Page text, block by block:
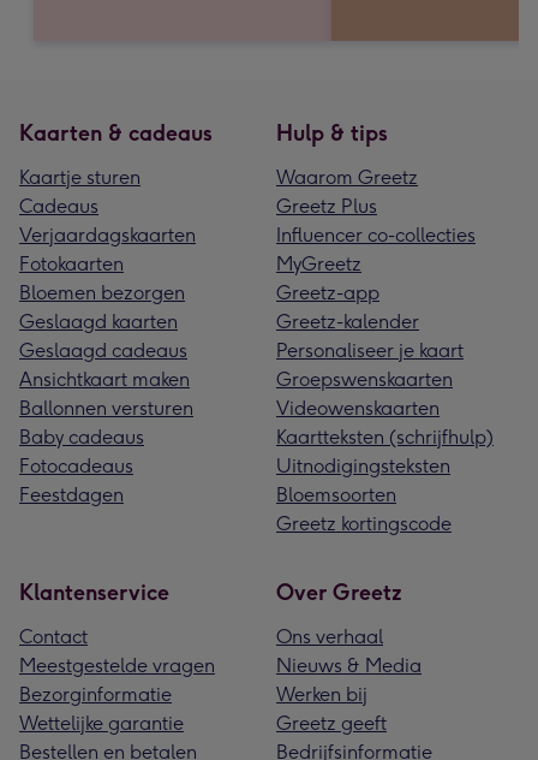
Kaarten & cadeaus
Kaartje sturen
Cadeaus
Verjaardagskaarten
Fotokaarten
Bloemen bezorgen
Geslaagd kaarten
Geslaagd cadeaus
Ansichtkaart maken
Ballonnen versturen
Baby cadeaus
Fotocadeaus
Feestdagen
Hulp & tips
Waarom Greetz
Greetz Plus
Influencer co-collecties
MyGreetz
Greetz-app
Greetz-kalender
Personaliseer je kaart
Groepswenskaarten
Videowenskaarten
Kaartteksten (schrijfhulp)
Uitnodigingsteksten
Bloemsoorten
Greetz kortingscode
Klantenservice
Contact
Meestgestelde vragen
Bezorginformatie
Wettelijke garantie
Bestellen en betalen
Over Greetz
Ons verhaal
Nieuws & Media
Werken bij
Greetz geeft
Bedrijfsinformatie